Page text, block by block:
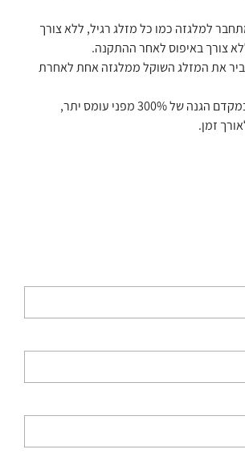
למלגזה כמו כל מזלג רגיל, ללא צורך
צורך באיפוס לאחר ההתקנה.
את המזלג השוקל ממלגזה אחת לאחרת
עמידות גבוהה בעומסים – מצויד במקדם הגנה של 300% מפני עומס יתר,
זמן.